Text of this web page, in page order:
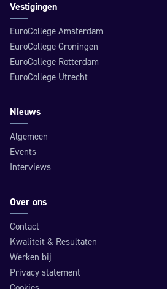
Vestigingen
EuroCollege Amsterdam
EuroCollege Groningen
EuroCollege Rotterdam
EuroCollege Utrecht
Nieuws
Algemeen
Events
Interviews
Over ons
Contact
Kwaliteit & Resultaten
Werken bij
Privacy statement